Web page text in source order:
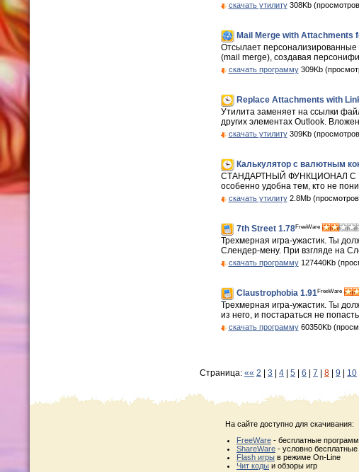
скачать утилиту308Kb
Mail Merge with Attachments
Отсылает
(mail merge), создавая
скачать программу309Kb
Replace Attachments with
Утилита заменяет на ссылки
других элементах Outlook.
скачать утилиту309Kb
Калькулятор c валютным
СТАНДАРТНЫЙ ФУНКЦИОНАЛ С
особенно удобна тем, кто не
скачать утилиту2.8Mb
7th Street 1.78FreeWare
Трехмерная игра-ужастик. Ты
Слендер-мену. При взгляде на
скачать программу127440Kb
Claustrophobia 1.91FreeWare
Трехмерная игра-ужастик. Ты
из него, и постараться не
скачать программу60350Kb
Страница: «« 2 3 4 5 6 7 8 9 10
На сайте доступно для скачивания:
FreeWare - бесплатные
ShareWare - условно бесплатные
Flash игры в режиме On-Line
Чит коды и обзоры игр